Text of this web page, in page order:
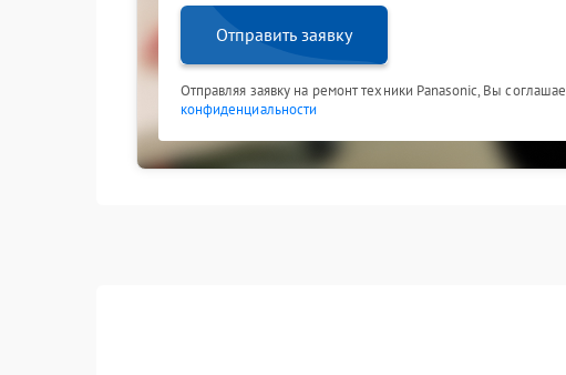
Отправить заявку
Отправляя заявку на ремонт техники Panasonic, Вы
конфиденциальности